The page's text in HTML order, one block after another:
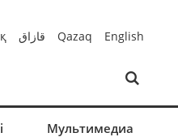
قازاق Qazaq English
Мультимедиа